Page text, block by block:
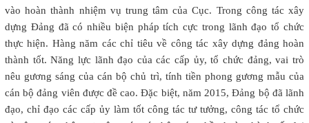
vào hoàn thành nhiệm vụ trung tâm của Cục. Trong công tác xây
dựng Đảng đã có nhiều biện pháp tích cực trong lãnh đạo tổ chức
thực hiện. Hàng năm các chỉ tiêu về công tác xây dựng đảng hoàn
thành tốt. Năng lực lãnh đạo của các cấp ủy, tổ chức đảng, vai trò
nêu gương sáng của cán bộ chủ trì, tính tiền phong gương mẫu của
cán bộ đảng viên được đề cao. Đặc biệt, năm 2015, Đảng bộ đã lãnh
đạo, chỉ đạo các cấp ủy làm tốt công tác tư tưởng, công tác tổ chức